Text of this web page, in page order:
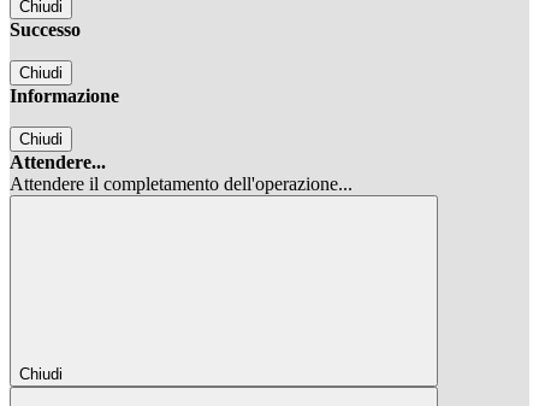
Chiudi
Successo
Chiudi
Informazione
Chiudi
Attendere...
Attendere il completamento dell'operazione...
Chiudi